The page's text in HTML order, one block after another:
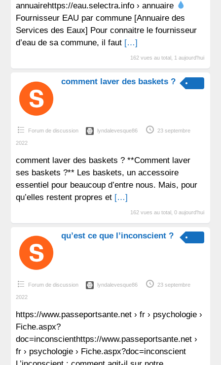
annuairehttps://eau.selectra.info › annuaire
Fournisseur EAU par commune [Annuaire des
Services des Eaux] Pour connaitre le fournisseur
d’eau de sa commune, il faut […]
162 vues au total, 1 aujourd'hui
comment laver des baskets ?
Forum de discussion lyndalevesque86 23 septembre
2022
comment laver des baskets ? **Comment laver
ses baskets ?** Les baskets, un accessoire
essentiel pour beaucoup d’entre nous. Mais, pour
qu’elles restent propres et […]
162 vues au total, 0 aujourd'hui
qu’est ce que l’inconscient ?
Forum de discussion lyndalevesque86 23 septembre
2022
https://www.passeportsante.net › fr › psychologie ›
Fiche.aspx?
doc=inconscienthttps://www.passeportsante.net ›
fr › psychologie › Fiche.aspx?doc=inconscient